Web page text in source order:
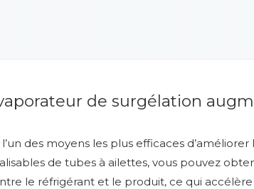
de surgélation
des moyens les plus efficaces
de tubes à ailettes, vous pouvez
le réfrigérant et le produit, ce qui